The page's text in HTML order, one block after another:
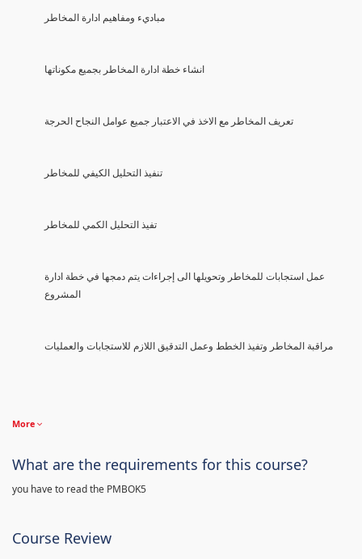
مباديء ومفاهيم ادارة المخاطر
انشاء خطة ادارة المخاطر بجميع مكوناتها
تعريف المخاطر مع الاخذ في الاعتبار جميع عوامل النجاح الحرجة
تنفيذ التحليل الكيفي للمخاطر
تفيذ التحليل الكمي للمخاطر
عمل استجابات للمخاطر وتحويلها الى إجراءات يتم دمجها في خطة ادارة
المشروع
مراقبة المخاطر وتفيذ الخطط وعمل التدقيق اللازم للاستجابات والعمليات
More
What are the requirements for this course?
you have to read the PMBOK5
Course Review